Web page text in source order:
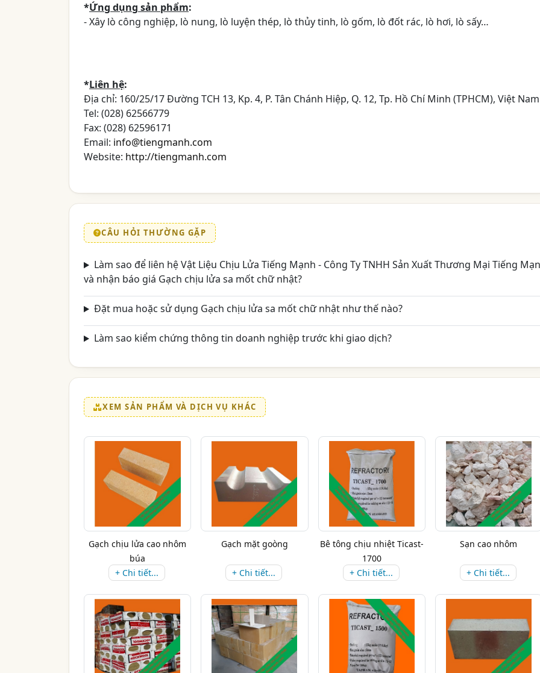
*Ứng dụng sản phẩm:
- Xây lò công nghiệp, lò nung, lò luyện thép, lò thủy tinh, lò gốm, lò đốt rác, lò hơi, lò sấy…
*Liên hệ:
Địa chỉ: 160/25/17 Đường TCH 13, Kp. 4, P. Tân Chánh Hiệp, Q. 12, Tp. Hồ Chí Minh (TPHCM), Việt Nam
Tel: (028) 62566779
Fax: (028) 62596171
Email: info@tiengmanh.com
Website: http://tiengmanh.com
CÂU HỎI THƯỜNG GẶP
Làm sao để liên hệ Vật Liệu Chịu Lửa Tiếng Mạnh - Công Ty TNHH Sản Xuất Thương Mại Tiếng
và nhận báo giá Gạch chịu lửa sa mốt chữ nhật?
Đặt mua hoặc sử dụng Gạch chịu lửa sa mốt chữ nhật như thế nào?
Làm sao kiểm chứng thông tin doanh nghiệp trước khi giao dịch?
XEM SẢN PHẨM VÀ DỊCH VỤ KHÁC
Gạch chịu lửa cao nhôm
búa
+ Chi tiết...
Gạch mặt goòng
+ Chi tiết...
Bê tông chịu nhiệt Ticast-
1700
+ Chi tiết...
Sạn cao nhôm
+ Chi tiết...